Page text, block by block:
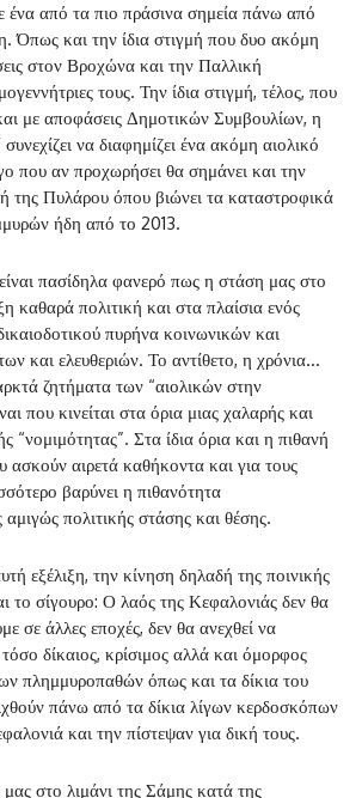
ένα από τα πιο πράσινα σημεία πάνω από
Όπως και την ίδια στιγμή που δυο ακόμη
στον Βροχώνα και την Παλλική
τους. Την ίδια στιγμή, τέλος, που
με αποφάσεις Δημοτικών Συμβουλίων, η
να διαφημίζει ένα ακόμη αιολικό
που αν προχωρήσει θα σημάνει και την
της Πυλάρου όπου βιώνει τα καταστροφικά
ήδη από το 2013.
πασίδηλα φανερό πως η στάση μας στο
καθαρά πολιτική και στα πλαίσια ενός
πυρήνα κοινωνικών και
και ελευθεριών. Το αντίθετο, η χρόνια…
ζητήματα των “αιολικών στην
που κινείται στα όρια μιας χαλαρής και
“νομιμότητας”. Στα ίδια όρια και η πιθανή
αιρετά καθήκοντα και για τους
βαρύνει η πιθανότητα
αμιγώς πολιτικής στάσης και θέσης.
εξέλιξη, την κίνηση δηλαδή της ποινικής
το σίγουρο: Ο λαός της Κεφαλονιάς δεν θα
σε άλλες εποχές, δεν θα ανεχθεί να
τόσο δίκαιος, κρίσιμος αλλά και όμορφος
πλημμυροπαθών όπως και τα δίκια του
πάνω από τα δίκια λίγων κερδοσκόπων
και την πίστεψαν για δική τους.
στο λιμάνι της Σάμης κατά της